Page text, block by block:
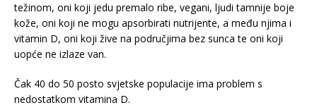
težinom, oni koji jedu premalo ribe, vegani, ljudi tamnije boje
kože, oni koji ne mogu apsorbirati nutrijente, a među njima i
vitamin D, oni koji žive na područjima bez sunca te oni koji
uopće ne izlaze van.
Čak 40 do 50 posto svjetske populacije ima problem s
nedostatkom vitamina D.